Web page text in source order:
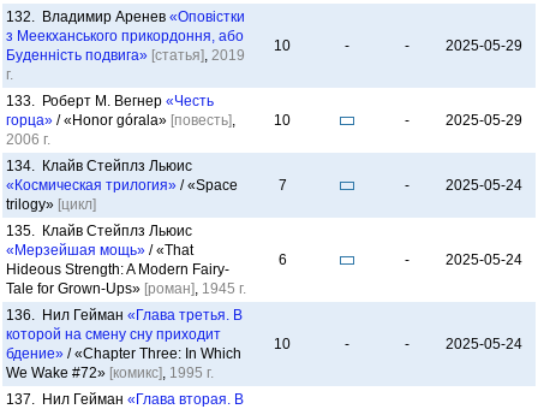
132. Владимир Аренев «Оповістки
з Меекханського прикордоння, або
Буденність подвига» [статья], 2019
г.
10 - - 2025-05-29
133. Роберт М. Вегнер «Честь
горца» / «Honor górala» [повесть],
2006 г.
10 - 2025-05-29
134. Клайв Стейплз Льюис
«Космическая трилогия» / «Space
trilogy» [цикл]
7 - 2025-05-24
135. Клайв Стейплз Льюис
«Мерзейшая мощь» / «That
Hideous Strength: A Modern Fairy-
Tale for Grown-Ups» [роман], 1945 г.
6 - 2025-05-24
136. Нил Гейман «Глава третья. В
которой на смену сну приходит
бдение» / «Chapter Three: In Which
We Wake #72» [комикс], 1995 г.
10 - - 2025-05-24
137. Нил Гейман «Глава вторая. В